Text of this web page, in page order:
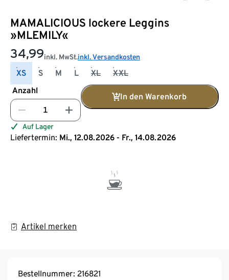
MAMALICIOUS lockere Leggins
»MLEMILY«
34,99inkl. MwSt.inkl. Versandkosten
XS S M L XL
XXL
Anzahl
In den Warenkorb
Auf Lager
Liefertermin: Mi., 12.08.2026 - Fr., 14.08.2026
Artikel merken
Bestellnummer: 216821